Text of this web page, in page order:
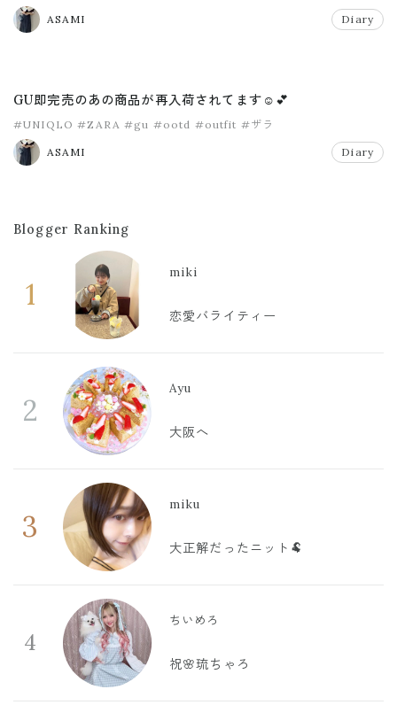
ASAMI Diary
GU即完売のあの商品が再入荷されてます☺️💕
#UNIQLO #ZARA #gu #ootd #outfit #ザラ
ASAMI Diary
Blogger Ranking
1
miki
恋愛バライティー
2
Ayu
大阪へ
3
miku
大正解だったニット🐏
4
ちいめろ
祝🌸琉ちゃろ